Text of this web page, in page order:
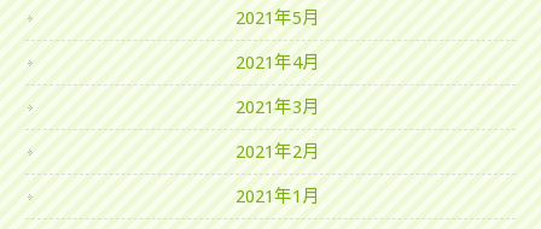
2021年5月
2021年4月
2021年3月
2021年2月
2021年1月